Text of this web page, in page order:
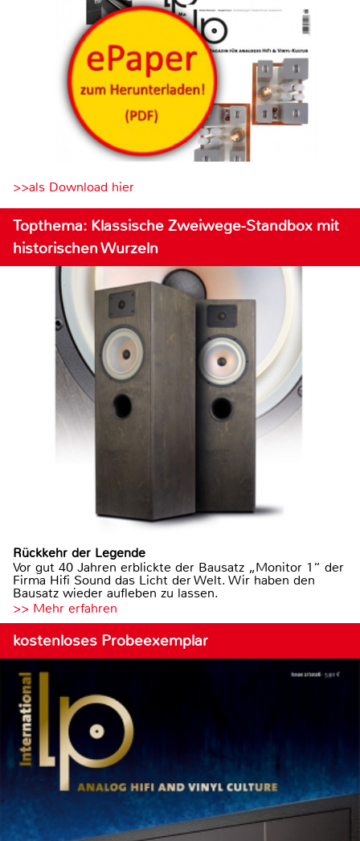
>>als Download hier
Topthema: Klassische Zweiwege-Standbox mit
historischen Wurzeln
Rückkehr der Legende
Vor gut 40 Jahren erblickte der Bausatz „Monitor 1“ der
Firma Hifi Sound das Licht der Welt. Wir haben den
Bausatz wieder aufleben zu lassen.
>> Mehr erfahren
kostenloses Probeexemplar